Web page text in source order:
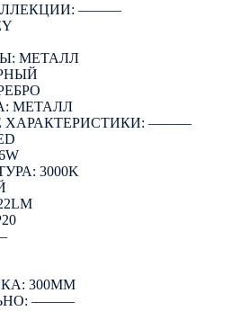
―――
МЕТАЛЛ
МЕТАЛЛ
―――
3000K
300ММ
―――